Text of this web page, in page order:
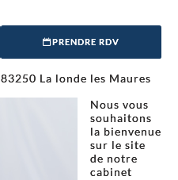
PRENDRE RDV
La londe les Maures
Nous vous
souhaitons
la bienvenue
sur le site
de notre
cabinet